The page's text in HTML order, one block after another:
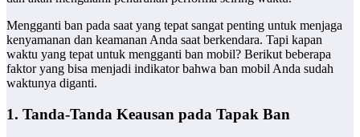
Mengganti ban pada saat yang tepat sangat penting untuk menjaga
kenyamanan dan keamanan Anda saat berkendara. Tapi kapan
waktu yang tepat untuk mengganti ban mobil? Berikut beberapa
faktor yang bisa menjadi indikator bahwa ban mobil Anda sudah
waktunya diganti.
1. Tanda-Tanda Keausan pada Tapak Ban